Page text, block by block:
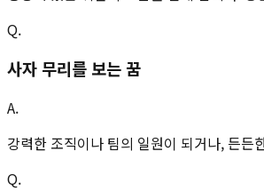
Q.
사자 무리를 보는 꿈
A.
강력한 조직이나 팀의 일원이 되거나, 든든
Q.